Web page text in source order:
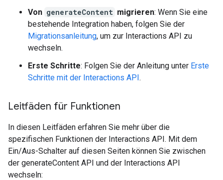
Von generateContent migrieren: Wenn Sie eine
bestehende Integration haben, folgen Sie der
Migrationsanleitung, um zur Interactions API zu
wechseln.
Erste Schritte: Folgen Sie der Anleitung unter Erste
Schritte mit der Interactions API.
Leitfäden für Funktionen
In diesen Leitfäden erfahren Sie mehr über die
spezifischen Funktionen der Interactions API. Mit dem
Ein/Aus-Schalter auf diesen Seiten können Sie zwischen
der generateContent API und der Interactions API
wechseln: